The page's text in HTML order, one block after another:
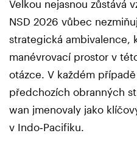
Velkou nejasnou zůstává
NSD 2026 vůbec
strategická ambivalence,
manévrovací prostor v
otázce. V každém
předchozích obranných
wan jmenovaly jako
v Indo‑Pacifiku.